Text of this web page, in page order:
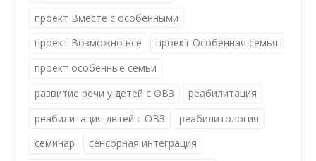
проект Вместе с особенными
проект Возможно всё
проект Особенная семья
проект особенные семьи
развитие речи у детей с ОВЗ
реабилитация
реабилитация детей с ОВЗ
реабилитология
семинар
сенсорная интеграция